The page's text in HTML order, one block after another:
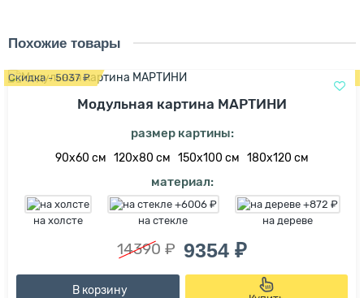
Похожие товары
Скидка - 5037 ₽
Модульная картина МАРТИНИ
размер картины:
90х60 см 120х80 см 150х100 см 180х120 см
материал:
на холсте на стекле на дереве
14390 ₽ 9354 ₽
В корзину